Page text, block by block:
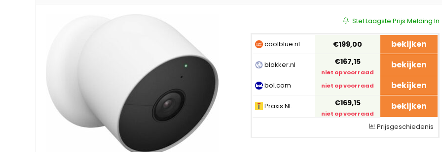
Stel Laagste Prijs Melding In
coolblue.nl €199,00 bekijken
blokker.nl €167,15
niet op voorraad
bekijken
bol.com niet op voorraad bekijken
Praxis NL €169,15
niet op voorraad
bekijken
Prijsgeschiedenis